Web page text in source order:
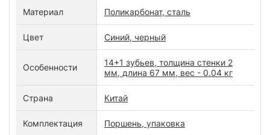
Материал Поликарбонат, сталь
Цвет Синий, черный
Особенности
14+1 зубьев, толщина стенки 2
мм, длина 67 мм, вес - 0.04 кг
Страна Китай
Комплектация Поршень, упаковка